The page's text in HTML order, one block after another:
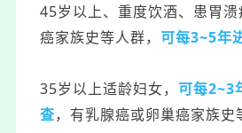
45岁以上、重度饮酒、患胃
癌家族史等人群， 可每3~5年
35岁以上适龄妇女， 可每2~3
查，有乳腺癌或卵巢癌家族史